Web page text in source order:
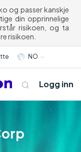
og passer kanskje
din opprinnelige
risikoen, og ta
risikoen.
NO
Logg inn